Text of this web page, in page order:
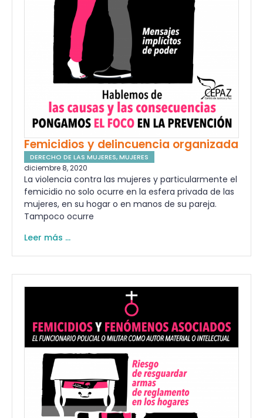
Femicidios y delincuencia organizada
DERECHO DE LAS MUJERES,MUJERES
diciembre 8, 2020
La violencia contra las mujeres y particularmente el
femicidio no solo ocurre en la esfera privada de las
mujeres, en su hogar o en manos de su pareja.
Tampoco ocurre
Leer más ...